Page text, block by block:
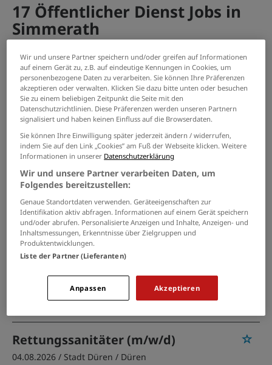
17 Öffentlicher Dienst Jobs in
Simmerath
PASSENDE JOBS PER E-MAIL
GRENZEN SIE IHRE SUCHE EIN
Amtsleitung Baubetriebshof
(m/w/d)
25.07.2026 /Stadt Würselen / Würselen
Allrounder:in (m/w/d)
25.07.2026 /Stadt Würselen / Würselen
Brandmeisteranwärter:in
(w/m/d)
18.07.2026 /Stadt Würselen / Würselen
Rettungssanitäter (m/w/d)
04.08.2026 / Stadt Düren / Düren
Wir und unsere Partner speichern und/oder greifen auf Informationen
auf einem Gerät zu, z.B. auf eindeutige Kennungen in Cookies, um
personenbezogene Daten zu verarbeiten. Sie können Ihre Präferenzen
akzeptieren oder verwalten. Klicken Sie dazu bitte unten oder besuchen
Sie zu einem beliebigen Zeitpunkt die Seite mit den
Datenschutzrichtlinien. Diese Präferenzen werden unseren Partnern
signalisiert und haben keinen Einfluss auf die Browserdaten.
Sie können Ihre Einwilligung später jederzeit ändern / widerrufen,
indem Sie auf den Link „Cookies” am Fuß der Webseite klicken. Weitere
Informationen in unserer Datenschutzerklärung
Wir und unsere Partner verarbeiten Daten, um
Folgendes bereitzustellen:
Genaue Standortdaten verwenden. Geräteeigenschaften zur
Identifikation aktiv abfragen. Informationen auf einem Gerät speichern
und/oder abrufen. Personalisierte Anzeigen und Inhalte, Anzeigen- und
Inhaltsmessungen, Erkenntnisse über Zielgruppen und
Produktentwicklungen.
Liste der Partner (Lieferanten)
Akzeptieren
Anpassen